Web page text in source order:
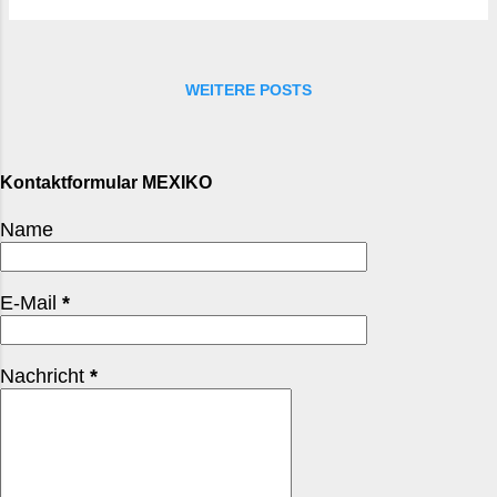
variieren je nach Flughafen. Einfach die Angaben
tatsächlich danach gefragt – fünf Sekunden
Stress, dann alles gut. Reisekrankenversicherung
Der Klassiker. Und absolut sinnvoll. Achte auf:
Auslandsabdeckung für medizinische Behan...
WEITERE POSTS
Kontaktformular MEXIKO
Name
E-Mail *
Nachricht *